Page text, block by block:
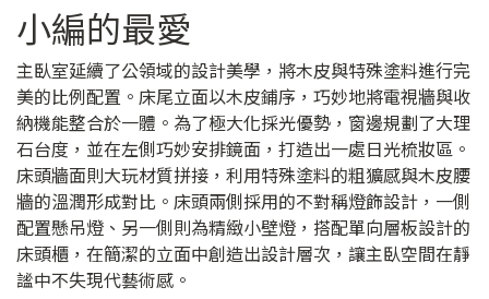
小編的最愛
主臥室延續了公領域的設計美學，將木皮與特殊塗料進行完
美的比例配置。床尾立面以木皮鋪序，巧妙地將電視牆與收
納機能整合於一體。為了極大化採光優勢，窗邊規劃了大理
石台度，並在左側巧妙安排鏡面，打造出一處日光梳妝區。
床頭牆面則大玩材質拼接，利用特殊塗料的粗獷感與木皮腰
牆的溫潤形成對比。床頭兩側採用的不對稱燈飾設計，一側
配置懸吊燈、另一側則為精緻小壁燈，搭配單向層板設計的
床頭櫃，在簡潔的立面中創造出設計層次，讓主臥空間在靜
謐中不失現代藝術感。